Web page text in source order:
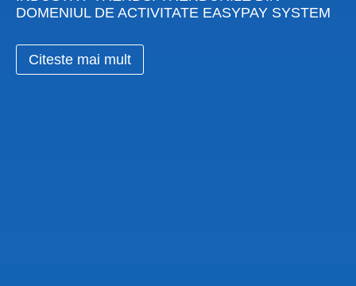
DOMENIUL DE ACTIVITATE EASYPAY SYSTEM
Citeste mai mult